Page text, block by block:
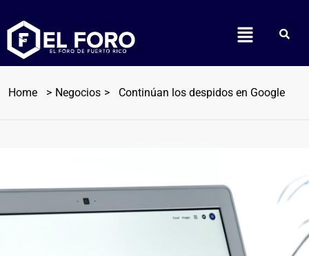
Home Negocios Continúan los despidos en Google